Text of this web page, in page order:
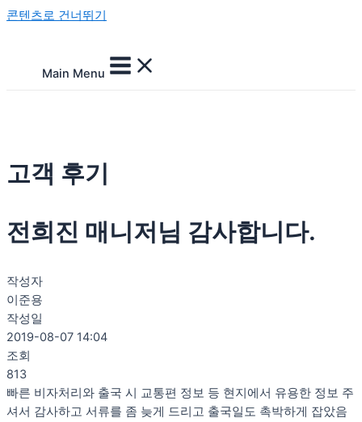
콘텐츠로 건너뛰기
Main Menu
고객 후기
전희진 매니저님 감사합니다.
작성자
이준용
작성일
2019-08-07 14:04
조회
813
빠른 비자처리와 출국 시 교통편 정보 등 현지에서 유용한 정보 주
셔서 감사하고 서류를 좀 늦게 드리고 출국일도 촉박하게 잡았음